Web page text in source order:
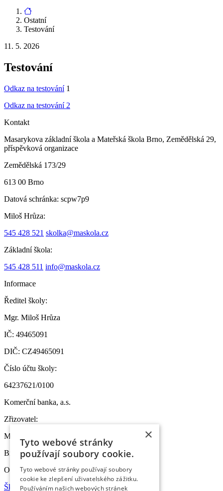
Ostatní
Testování
11. 5. 2026
Testování
Odkaz na testování1
Odkaz na testování 2
Kontakt
Masarykova základní škola a Mateřská škola Brno, Zemědělská 29,
příspěvková organizace
Zemědělská 173/29
613 00 Brno
Datová schránka: scpw7p9
Miloš Hrůza:
545 428 521 skolka@maskola.cz
Základní škola:
545 428 511 info@maskola.cz
Informace
Ředitel školy:
Mgr. Miloš Hrůza
IČ: 49465091
DIČ: CZ49465091
Číslo účtu školy:
64237621/0100
Komerční banka, a.s.
Zřizovatel:
MČ Brno-sever
Bratislavská 70, 601 47 Brno
Odkazy
Škola online
×
Tyto webové stránky
používají soubory cookie.
Tyto webové stránky používají soubory
cookie ke zlepšení uživatelského zážitku.
Používáním našich webových stránek